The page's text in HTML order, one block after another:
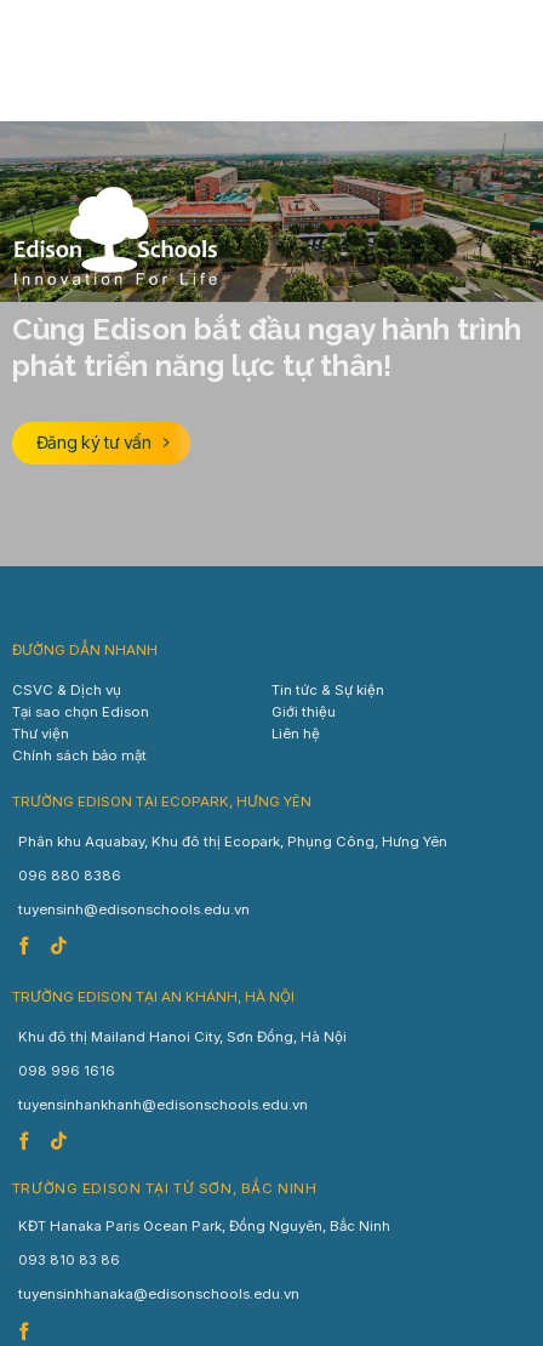
Cùng Edison bắt đầu ngay hành trình
phát triển năng lực tự thân!
Đăng ký tư vấn
ĐƯỜNG DẪN NHANH
CSVC & Dịch vụ
Tin tức & Sự kiện
Tại sao chọn Edison
Giới thiệu
Thư viện
Liên hệ
Chính sách bảo mật
TRƯỜNG EDISON TẠI ECOPARK, HƯNG YÊN
Phân khu Aquabay, Khu đô thị Ecopark, Phụng Công, Hưng Yên
096 880 8386
tuyensinh@edisonschools.edu.vn
TRƯỜNG EDISON TẠI AN KHÁNH, HÀ NỘI
Khu đô thị Mailand Hanoi City, Sơn Đồng, Hà Nội
098 996 1616
tuyensinhankhanh@edisonschools.edu.vn
TRƯỜNG EDISON TẠI TỪ SƠN, BẮC NINH
KĐT Hanaka Paris Ocean Park, Đồng Nguyên, Bắc Ninh
093 810 83 86
tuyensinhhanaka@edisonschools.edu.vn